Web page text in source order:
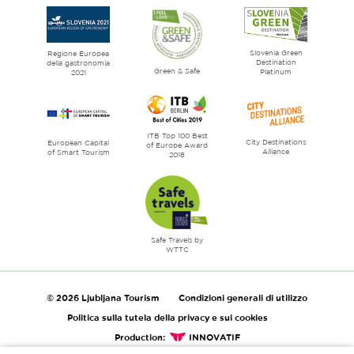
Ljubljana
City
of
literature
Regione Europea
della gastronomia
2021
Green & Safe
Slovenia Green
Destination
Platinum
European Capital
of Smart Tourism
ITB Top 100 Best
of Europe Award
2018
City Destinations
Alliance
Safe Travels by
WTTC
© 2026 Ljubljana Tourism
Condizioni generali di utilizzo
Politica sulla tutela della privacy e sui cookies
Production:
INNOVATIF